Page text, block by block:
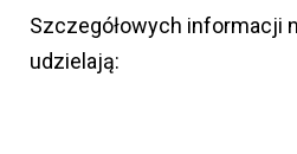
Szczegółowych informacji
udzielają: